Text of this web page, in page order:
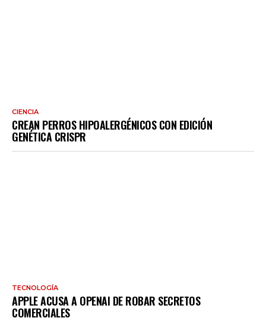
CIENCIA
CREAN PERROS HIPOALERGÉNICOS CON EDICIÓN
GENÉTICA CRISPR
TECNOLOGÍA
APPLE ACUSA A OPENAI DE ROBAR SECRETOS
COMERCIALES